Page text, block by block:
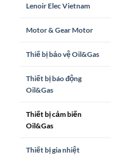
Lenoir Elec Vietnam
Motor & Gear Motor
Thiế bị bảo vệ Oil&Gas
Thiết bị báo động
Oil&Gas
Thiết bị cảm biến
Oil&Gas
Thiết bị gia nhiệt